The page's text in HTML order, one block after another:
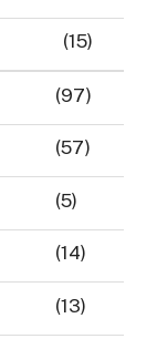
(15)
(97)
(57)
(5)
(14)
(13)